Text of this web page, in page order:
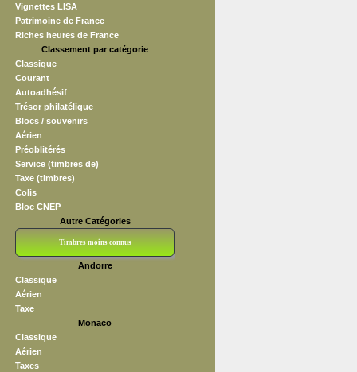
Vignettes LISA
Patrimoine de France
Riches heures de France
Classement par catégorie
Classique
Courant
Autoadhésif
Trésor philatélique
Blocs / souvenirs
Aérien
Préoblitérés
Service (timbres de)
Taxe (timbres)
Colis
Bloc CNEP
Autre Catégories
Timbres moins connus
Andorre
Classique
Aérien
Taxe
Monaco
Classique
Aérien
Taxes